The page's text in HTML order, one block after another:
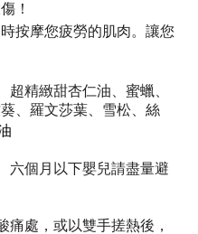
！
按摩您疲勞的肌肉。讓您
超精緻甜杏仁油、蜜蠟、
、 羅文莎葉、雪松、絲
六個月以下嬰兒請盡量避
痛處，或以雙手搓熱後，